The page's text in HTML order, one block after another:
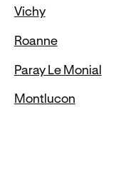
Vichy
Roanne
Paray Le Monial
Montlucon